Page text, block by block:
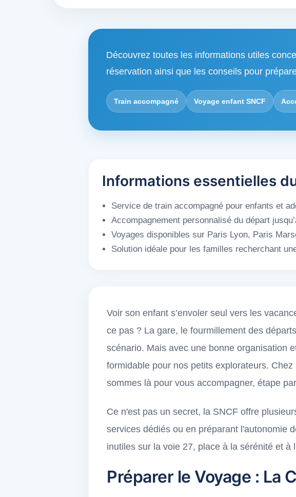
Découvrez toutes les informations utiles
réservation ainsi que les conseils pour
Train accompagné Voyage enfant SNCF
Informations essentielles
Service de train accompagné pour enfants et
Accompagnement personnalisé du départ
Voyages disponibles sur Paris Lyon, Paris
Solution idéale pour les familles recherchant
Voir son enfant s’envoler seul vers les
ce pas ? La gare, le fourmillement des
scénario. Mais avec une bonne organisation
formidable pour nos petits explorateurs.
sommes là pour vous accompagner, étape
Ce n'est pas un secret, la SNCF offre
services dédiés ou en préparant l'autonomie
inutiles sur la voie 27, place à la sérénité et à
Préparer le Voyage : La